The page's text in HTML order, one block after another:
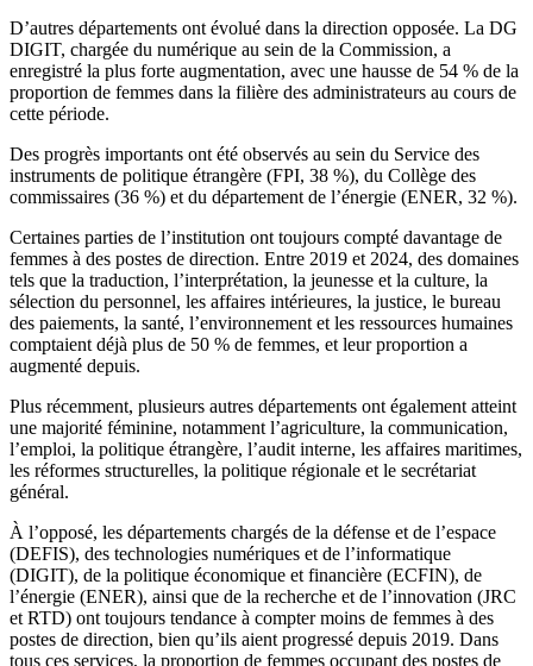
D’autres départements ont évolué dans la direction opposée. La DG
DIGIT, chargée du numérique au sein de la Commission, a
enregistré la plus forte augmentation, avec une hausse de 54 % de la
proportion de femmes dans la filière des administrateurs au cours de
cette période.
Des progrès importants ont été observés au sein du Service des
instruments de politique étrangère (FPI, 38 %), du Collège des
commissaires (36 %) et du département de l’énergie (ENER, 32 %).
Certaines parties de l’institution ont toujours compté davantage de
femmes à des postes de direction. Entre 2019 et 2024, des domaines
tels que la traduction, l’interprétation, la jeunesse et la culture, la
sélection du personnel, les affaires intérieures, la justice, le bureau
des paiements, la santé, l’environnement et les ressources humaines
comptaient déjà plus de 50 % de femmes, et leur proportion a
augmenté depuis.
Plus récemment, plusieurs autres départements ont également atteint
une majorité féminine, notamment l’agriculture, la communication,
l’emploi, la politique étrangère, l’audit interne, les affaires maritimes,
les réformes structurelles, la politique régionale et le secrétariat
général.
À l’opposé, les départements chargés de la défense et de l’espace
(DEFIS), des technologies numériques et de l’informatique
(DIGIT), de la politique économique et financière (ECFIN), de
l’énergie (ENER), ainsi que de la recherche et de l’innovation (JRC
et RTD) ont toujours tendance à compter moins de femmes à des
postes de direction, bien qu’ils aient progressé depuis 2019. Dans
tous ces services, la proportion de femmes occupant des postes de